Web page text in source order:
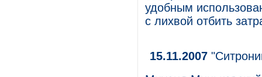
удобным
с лихвой отбить
15.11.2007